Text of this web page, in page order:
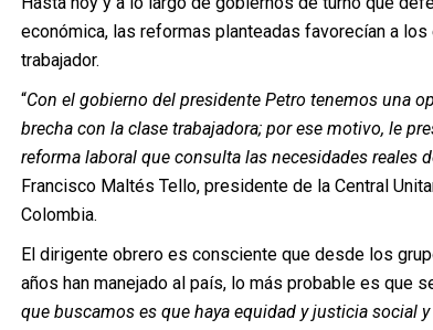
económica, las reformas planteadas favorecían a
trabajador.
“Con el gobierno del presidente Petro tenemos una
brecha con la clase trabajadora; por ese motivo, le
reforma laboral que consulta las necesidades reales
Francisco Maltés Tello, presidente de la Central
Colombia.
El dirigente obrero es consciente que desde los
años han manejado al país, lo más probable es que
que buscamos es que haya equidad y justicia social